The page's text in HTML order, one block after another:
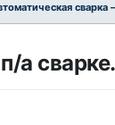
сварка
а сварке.